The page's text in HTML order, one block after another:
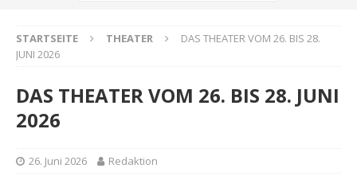
STARTSEITE THEATER
DAS THEATER VOM 26. BIS 28.
JUNI 2026
DAS THEATER VOM 26. BIS 28. JUNI
2026
26. Juni 2026 Redaktion